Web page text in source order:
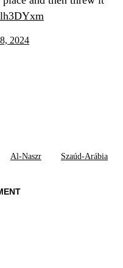
2024
Al-Naszr Szaúd-Arábia